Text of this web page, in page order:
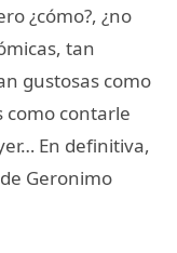
¿cómo?, ¿no
tan
gustosas como
contarle
En definitiva,
Geronimo